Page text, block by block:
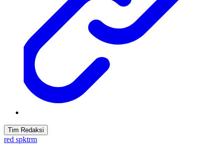
Tim Redaksi
red spktrm